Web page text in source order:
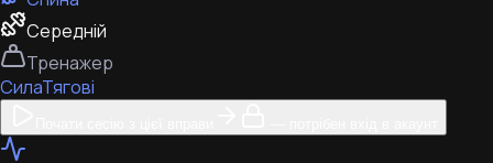
Середній
Тренажер
СилаТягові